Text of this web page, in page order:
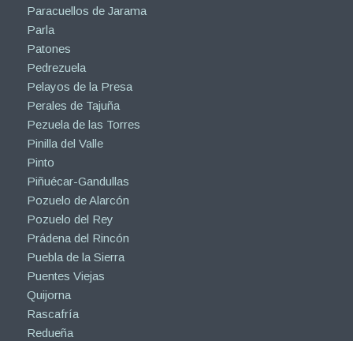
Paracuellos de Jarama
Parla
Patones
Pedrezuela
Pelayos de la Presa
Perales de Tajuña
Pezuela de las Torres
Pinilla del Valle
Pinto
Piñuécar-Gandullas
Pozuelo de Alarcón
Pozuelo del Rey
Prádena del Rincón
Puebla de la Sierra
Puentes Viejas
Quijorna
Rascafría
Redueña